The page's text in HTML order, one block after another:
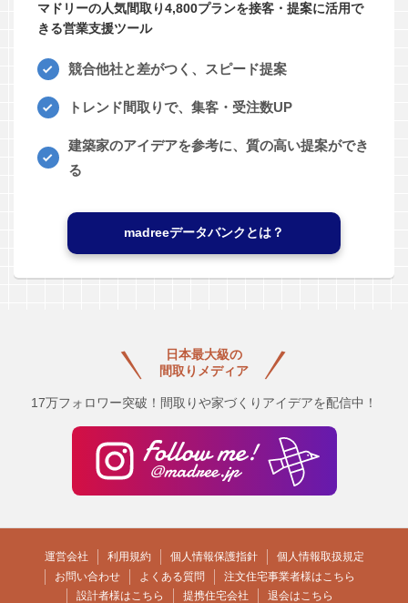
マドリーの人気間取り4,800プランを接客・提案に活用で
きる営業支援ツール
競合他社と差がつく、スピード提案
トレンド間取りで、集客・受注数UP
建築家のアイデアを参考に、質の高い提案ができ
る
madreeデータバンクとは？
日本最大級の
間取りメディア
17万フォロワー突破！間取りや家づくりアイデアを配信中！
運営会社 利用規約 個人情報保護指針
個人情報取扱規定
お問い合わせ
よくある質問
注文住宅事業者様はこちら
設計者様はこちら
提携住宅会社 退会はこちら